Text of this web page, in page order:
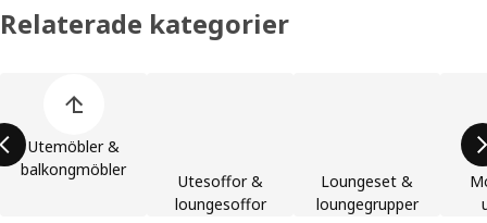
Relaterade kategorier
Utemöbler &
balkongmöbler
Utesoffor &
loungesoffor
Loungeset &
loungegrupper